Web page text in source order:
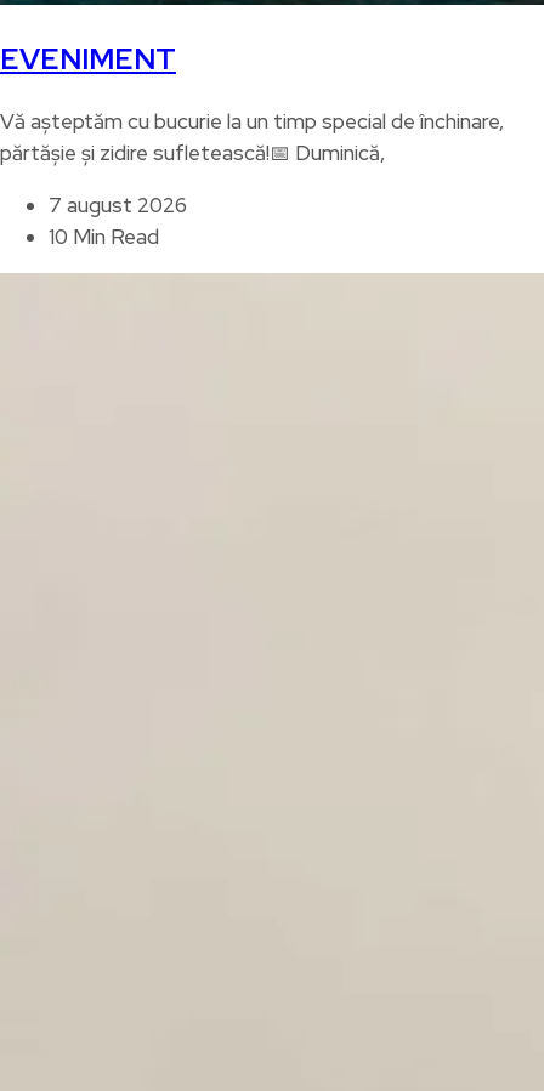
EVENIMENT
Vă așteptăm cu bucurie la un timp special de închinare,
părtășie și zidire sufletească!📅 Duminică,
7 august 2026
10 Min Read